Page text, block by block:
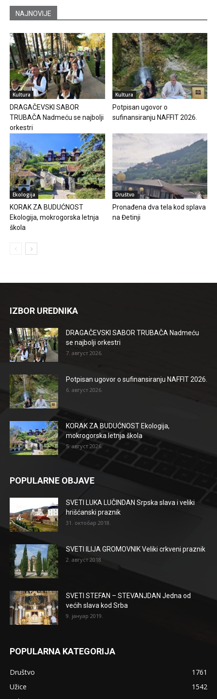
NAJNOVIJE
Kultura
DRAGAČEVSKI SABOR
TRUBAČA Nadmeću se najbolji
orkestri
Kultura
Potpisan ugovor o
sufinansiranju NAFFIT 2026.
Ekologija
KORAK ZA BUDUĆNOST
Ekologija, mokrogorska letnja
škola
Društvo
Pronađena dva tela kod splava
na Đetinji
IZBOR UREDNIKA
DRAGAČEVSKI SABOR TRUBAČA Nadmeću
se najbolji orkestri
7. август 2026.
Potpisan ugovor o sufinansiranju NAFFIT 2026.
6. август 2026.
KORAK ZA BUDUĆNOST Ekologija,
mokrogorska letnja škola
5. август 2026.
POPULARNE OBJAVE
SVETI LUKA LUČINDAN Srpska slava i veliki
hrišćanski praznik
31. октобар 2018.
SVETI ILIJA GROMOVNIK Veliki crkveni praznik
2. август 2018.
SVETI STEFAN – STEVANJDAN Jedna od
većih slava kod Srba
9. јануар 2019.
POPULARNA KATEGORIJA
Društvo
1761
Užice
1542